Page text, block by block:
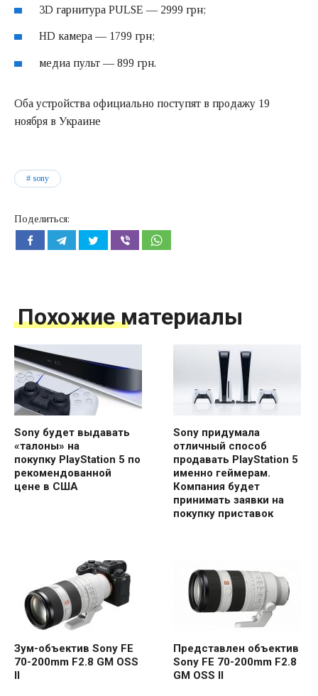
3D гарнитура PULSE — 2999 грн;
HD камера — 1799 грн;
медиа пульт — 899 грн.
Оба устройства официально поступят в продажу 19
ноября в Украине
sony
Поделиться:
Похожие материалы
Sony будет выдавать
«талоны» на
покупку PlayStation 5 по
рекомендованной
цене в США
Sony придумала
отличный способ
продавать PlayStation 5
именно геймерам.
Компания будет
принимать заявки на
покупку приставок
Зум-объектив Sony FE
70-200mm F2.8 GM OSS
II
Представлен объектив
Sony FE 70-200mm F2.8
GM OSS II